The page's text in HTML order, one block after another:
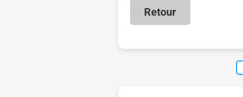
Retour